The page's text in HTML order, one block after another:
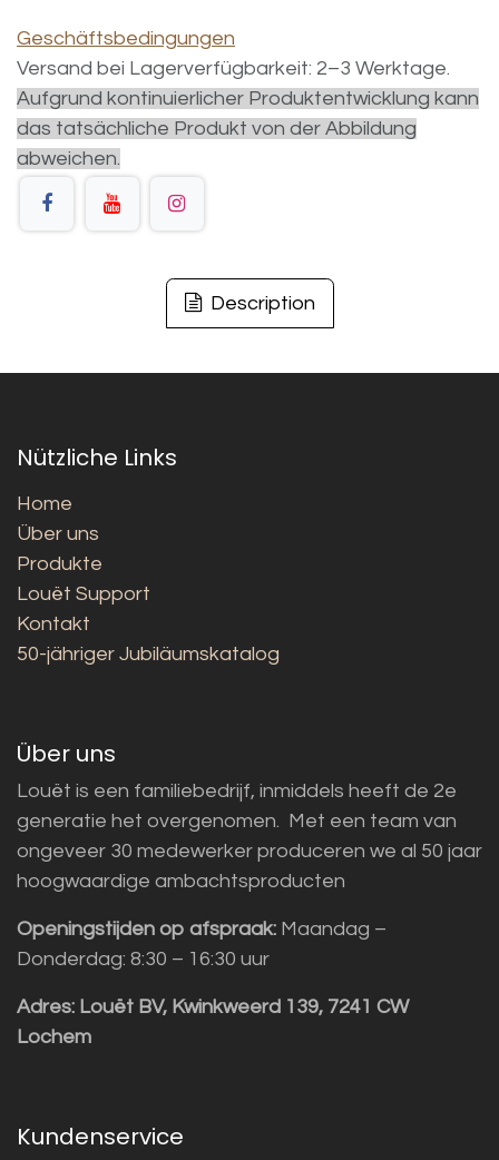
Geschäftsbedingungen
Versand bei Lagerverfügbarkeit: 2–3 Werktage.
Aufgrund kontinuierlicher Produktentwicklung kann
das tatsächliche Produkt von der Abbildung
abweichen.
Description
Nützliche Links
Home
Über uns
Produkte
Louët Support
Kontakt
50-jähriger Jubiläumskatalog
Über uns
Louët is een familiebedrijf, inmiddels heeft de 2e
generatie het overgenomen. Met een team van
ongeveer 30 medewerker produceren we al 50 jaar
hoogwaardige ambachtsproducten
Openingstijden op afspraak: Maandag –
Donderdag: 8:30 – 16:30 uur
Adres: Louët BV, Kwinkweerd 139, 7241 CW
Lochem
Kundenservice